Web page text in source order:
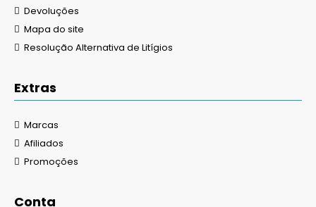
Devoluções
Mapa do site
Resolução Alternativa de Litígios
Extras
Marcas
Afiliados
Promoções
Conta